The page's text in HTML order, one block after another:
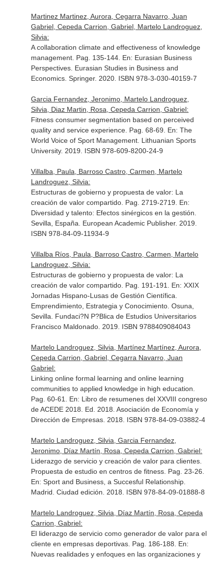
Martinez Martinez, Aurora, Cegarra Navarro, Juan
Gabriel, Cepeda Carrion, Gabriel, Martelo Landroguez,
Silvia:
A collaboration climate and effectiveness of knowledge
management. Pag. 135-144. En: Eurasian Business
Perspectives. Eurasian Studies in Business and
Economics. Springer. 2020. ISBN 978-3-030-40159-7
Garcia Fernandez, Jeronimo, Martelo Landroguez,
Silvia, Diaz Martin, Rosa, Cepeda Carrion, Gabriel:
Fitness consumer segmentation based on perceived
quality and service experience. Pag. 68-69. En: The
World Voice of Sport Management. Lithuanian Sports
University. 2019. ISBN 978-609-8200-24-9
Villalba, Paula, Barroso Castro, Carmen, Martelo
Landroguez, Silvia:
Estructuras de gobierno y propuesta de valor: La
creación de valor compartido. Pag. 2719-2719. En:
Diversidad y talento: Efectos sinérgicos en la gestión
Sevilla, España. European Academic Publisher. 2019.
ISBN 978-84-09-11934-9
Villalba Ríos, Paula, Barroso Castro, Carmen, Martelo
Landroguez, Silvia:
Estructuras de gobierno y propuesta de valor: La
creación de valor compartido. Pag. 191-191. En: XXIX
Jornadas Hispano-Lusas de Gestión Científica.
Emprendimiento, Estrategia y Conocimiento. Osuna,
Sevilla. Fundaci?N P?Blica de Estudios Universitarios
Francisco Maldonado. 2019. ISBN 9788409084043
Martelo Landroguez, Silvia, Martínez Martínez, Aurora,
Cepeda Carrion, Gabriel, Cegarra Navarro, Juan
Gabriel:
Linking online formal learning and online learning
communities to applied knowledge in high education.
Pag. 60-61. En: Libro de resumenes del XXVIII congreso
de ACEDE 2018 . Ed. 2018. Asociación de Economía y
Dirección de Empresas. 2018. ISBN 978-84-09-03882-4
Martelo Landroguez, Silvia, Garcia Fernandez,
Jeronimo, Díaz Martín, Rosa, Cepeda Carrion, Gabriel:
Liderazgo de servicio y creación de valor para clientes.
Propuesta de estudio en centros de fitness. Pag. 23-26.
En: Sport and Business, a Succesful Relationship.
Madrid. Ciudad edición. 2018. ISBN 978-84-09-01888-8
Martelo Landroguez, Silvia, Díaz Martín, Rosa, Cepeda
Carrion, Gabriel:
El liderazgo de servicio como generador de valor para el
cliente en empresas deportivas. Pag. 186-188. En:
Nuevas realidades y enfoques en las organizaciones y